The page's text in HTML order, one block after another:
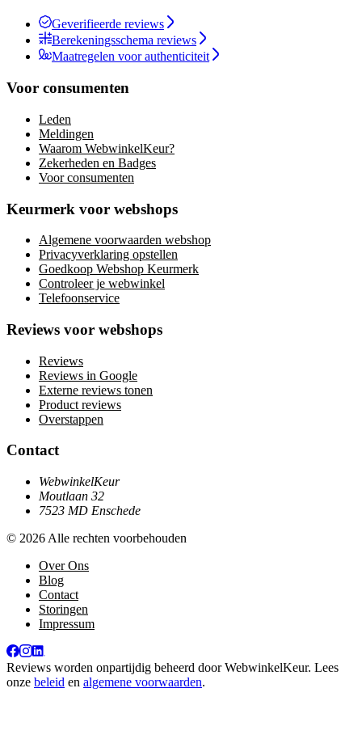
Geverifieerde reviews
Berekeningsschema reviews
Maatregelen voor authenticiteit
Voor consumenten
Leden
Meldingen
Waarom WebwinkelKeur?
Zekerheden en Badges
Voor consumenten
Keurmerk voor webshops
Algemene voorwaarden webshop
Privacyverklaring opstellen
Goedkoop Webshop Keurmerk
Controleer je webwinkel
Telefoonservice
Reviews voor webshops
Reviews
Reviews in Google
Externe reviews tonen
Product reviews
Overstappen
Contact
WebwinkelKeur
Moutlaan 32
7523 MD Enschede
© 2026 Alle rechten voorbehouden
Over Ons
Blog
Contact
Storingen
Impressum
Reviews worden onpartijdig beheerd doorWebwinkelKeur. Lees
onze beleid en algemene voorwaarden.